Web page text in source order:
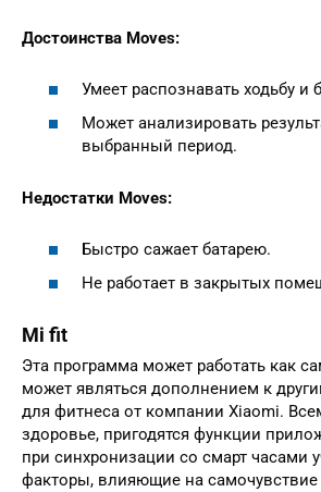
Достоинства Moves:
Умеет распознавать ходьбу и
Может анализировать
выбранный период.
Недостатки Moves:
Быстро сажает батарею.
Не работает в закрытых
Mi fit
Эта программа может работать как
может являться дополнением к
для фитнеса от компании Xiaomi.
здоровье, пригодятся функции
при синхронизации со смарт часами
факторы, влияющие на